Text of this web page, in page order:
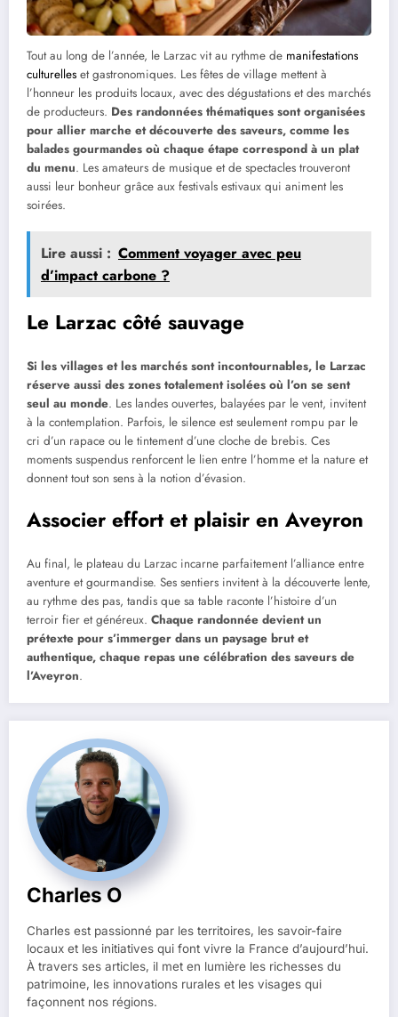
Tout au long de l’année, le Larzac vit au rythme de manifestations
culturelles et gastronomiques. Les fêtes de village mettent à
l’honneur les produits locaux, avec des dégustations et des marchés
de producteurs. Des randonnées thématiques sont organisées
pour allier marche et découverte des saveurs, comme les
balades gourmandes où chaque étape correspond à un plat
du menu. Les amateurs de musique et de spectacles trouveront
aussi leur bonheur grâce aux festivals estivaux qui animent les
soirées.
Lire aussi : Comment voyager avec peu
d’impact carbone ?
Le Larzac côté sauvage
Si les villages et les marchés sont incontournables, le Larzac
réserve aussi des zones totalement isolées où l’on se sent
seul au monde. Les landes ouvertes, balayées par le vent, invitent
à la contemplation. Parfois, le silence est seulement rompu par le
cri d’un rapace ou le tintement d’une cloche de brebis. Ces
moments suspendus renforcent le lien entre l’homme et la nature et
donnent tout son sens à la notion d’évasion.
Associer effort et plaisir en Aveyron
Au final, le plateau du Larzac incarne parfaitement l’alliance entre
aventure et gourmandise. Ses sentiers invitent à la découverte lente,
au rythme des pas, tandis que sa table raconte l’histoire d’un
terroir fier et généreux. Chaque randonnée devient un
prétexte pour s’immerger dans un paysage brut et
authentique, chaque repas une célébration des saveurs de
l’Aveyron.
Charles O
Charles est passionné par les territoires, les savoir-faire
locaux et les initiatives qui font vivre la France d’aujourd’hui.
À travers ses articles, il met en lumière les richesses du
patrimoine, les innovations rurales et les visages qui
façonnent nos régions.